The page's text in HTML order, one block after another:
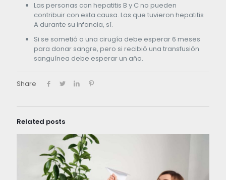
Las personas con hepatitis B y C no pueden
contribuir con esta causa. Las que tuvieron hepatitis
A durante su infancia, sí.
Si se sometió a una cirugía debe esperar 6 meses
para donar sangre, pero si recibió una transfusión
sanguínea debe esperar un año.
Share
Related posts